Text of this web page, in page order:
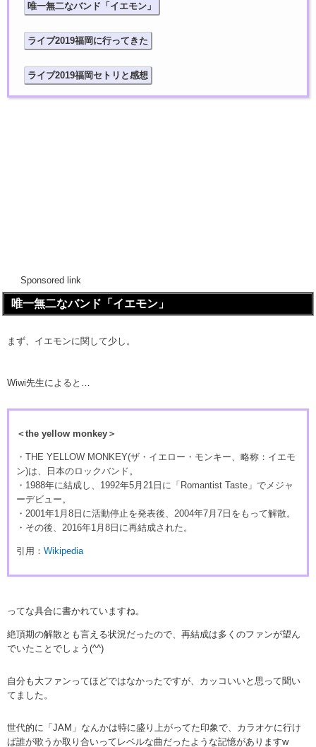
唯一無二なバンド「イエモン」
ライブ2019福岡に行ってきた
ライブ2019福岡セトリと感想
Sponsored link
唯一無二なバンド「イエモン」
まず、イエモンに関して少し。
Wiwi先生によると…
＜the yellow monkey＞
・THE YELLOW MONKEY(ザ・イエロー・モンキー、略称：イエモ
ン)は、日本のロックバンド。
・1988年に結成し、1992年5月21日に「Romantist Taste」でメジャ
ーデビュー。
・2001年1月8日に活動停止を発表後、2004年7月7日をもって解散。
・その後、2016年1月8日に再結成された。
引用： Wikipedia
ってな具合に書かれていますね。
絶頂期の解散とも言える状況だったので、再結成は多くのファンが望ん
でいたことでしょう(^^)
自分も大ファンってほどではなかったですが、カッコいいと思って聞い
てました。
世代的に「JAM」なんかは特に盛り上がってた印象で、カラオケに行け
ば誰が歌うか取り合いってレベルな曲だったような記憶がありますw